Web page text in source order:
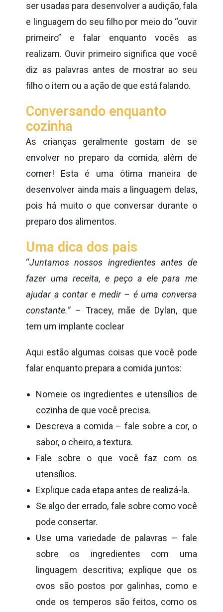
ser usadas para desenvolver a audição, fala
e linguagem do seu filho por meio do “ouvir
primeiro” e falar enquanto vocês as
realizam. Ouvir primeiro significa que você
diz as palavras antes de mostrar ao seu
filho o item ou a ação de que está falando.
Conversando enquanto
cozinha
As crianças geralmente gostam de se
envolver no preparo da comida, além de
comer! Esta é uma ótima maneira de
desenvolver ainda mais a linguagem delas,
pois há muito o que conversar durante o
preparo dos alimentos.
Uma dica dos pais
“Juntamos nossos ingredientes antes de
fazer uma receita, e peço a ele para me
ajudar a contar e medir – é uma conversa
constante.”– Tracey, mãe de Dylan, que
tem um implante coclear
Aqui estão algumas coisas que você pode
falar enquanto prepara a comida juntos:
Nomeie os ingredientes e utensílios de
cozinha de que você precisa.
Descreva a comida – fale sobre a cor, o
sabor, o cheiro, a textura.
Fale sobre o que você faz com os
utensílios.
Explique cada etapa antes de realizá-la.
Se algo der errado, fale sobre como você
pode consertar.
Use uma variedade de palavras – fale
sobre os ingredientes com uma
linguagem descritiva; explique que os
ovos são postos por galinhas, como e
onde os temperos são feitos, como os